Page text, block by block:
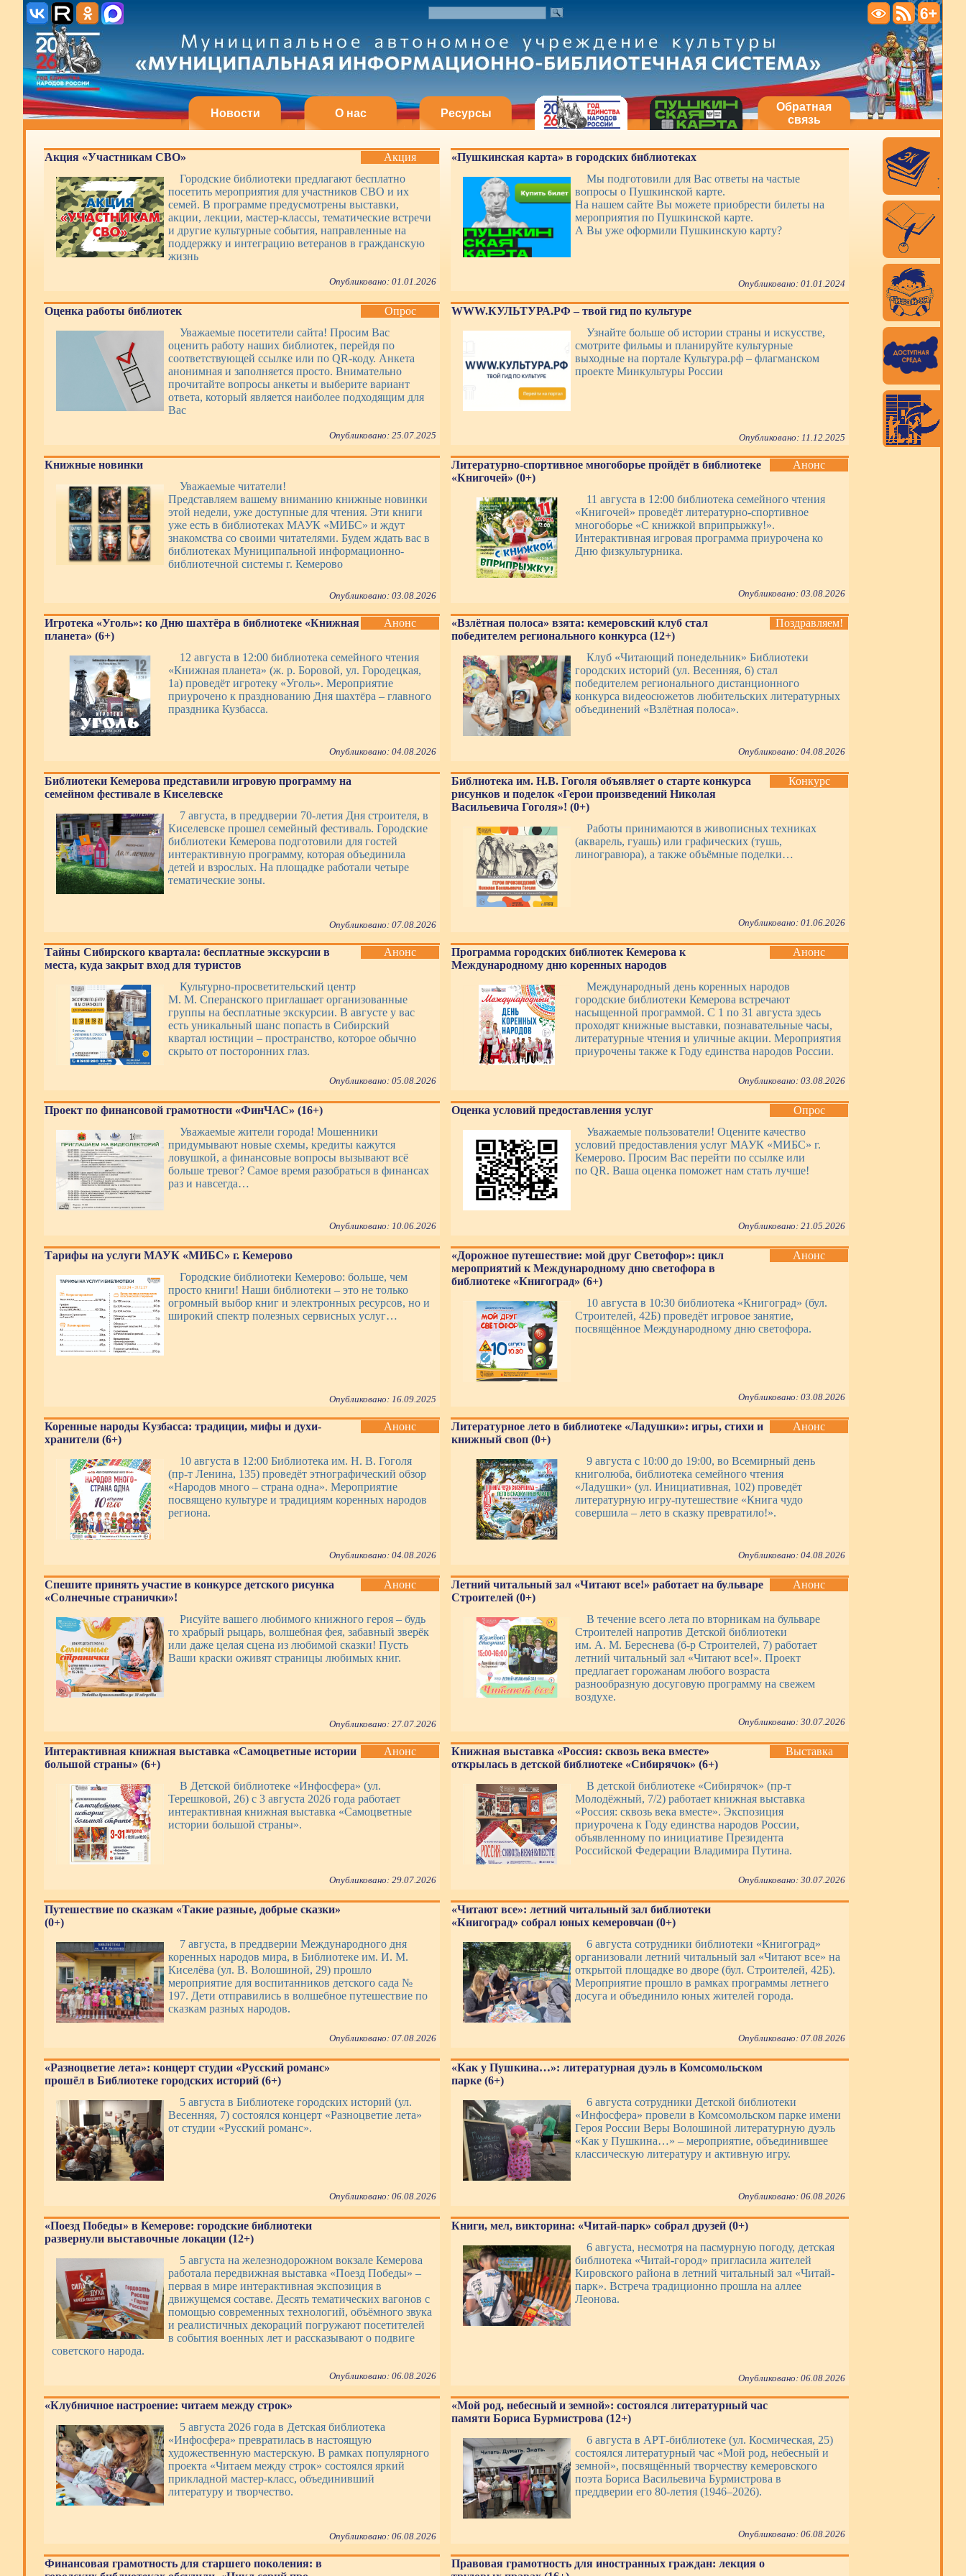
Новости О нас Ресурсы
Обратная
связь
Акция «Участникам СВО»
Акция
Городские библиотеки предлагают бесплатно
посетить мероприятия для участников СВО и их
семей. В программе предусмотрены выставки,
акции, лекции, мастер-классы, тематические встречи
и другие культурные события, направленные на
поддержку и интеграцию ветеранов в гражданскую
жизнь
Опубликовано: 01.01.2026
«Пушкинская карта» в городских библиотеках
Мы подготовили для Вас ответы на частые
вопросы о Пушкинской карте.
На нашем сайте Вы можете приобрести билеты на
мероприятия по Пушкинской карте.
А Вы уже оформили Пушкинскую карту?
Опубликовано: 01.01.2024
Оценка работы библиотек
Опрос
Уважаемые посетители сайта! Просим Вас
оценить работу наших библиотек, перейдя по
соответствующей ссылке или по QR-коду. Анкета
анонимная и заполняется просто. Внимательно
прочитайте вопросы анкеты и выберите вариант
ответа, который является наиболее подходящим для
Вас
Опубликовано: 25.07.2025
WWW.КУЛЬТУРА.РФ – твой гид по культуре
Узнайте больше об истории страны и искусстве,
смотрите фильмы и планируйте культурные
выходные на портале Культура.рф – флагманском
проекте Минкультуры России
Опубликовано: 11.12.2025
Книжные новинки
Уважаемые читатели!
Представляем вашему вниманию книжные новинки
этой недели, уже доступные для чтения. Эти книги
уже есть в библиотеках МАУК «МИБС» и ждут
знакомства со своими читателями. Будем ждать вас в
библиотеках Муниципальной информационно-
библиотечной системы г. Кемерово
Опубликовано: 03.08.2026
Литературно-спортивное многоборье пройдёт в библиотеке
«Книгочей» (0+)
Анонс
11 августа в 12:00 библиотека семейного чтения
«Книгочей» проведёт литературно-спортивное
многоборье «С книжкой вприпрыжку!».
Интерактивная игровая программа приурочена ко
Дню физкультурника.
Опубликовано: 03.08.2026
Игротека «Уголь»: ко Дню шахтёра в библиотеке «Книжная
планета» (6+)
Анонс
12 августа в 12:00 библиотека семейного чтения
«Книжная планета» (ж. р. Боровой, ул. Городецкая,
1а) проведёт игротеку «Уголь». Мероприятие
приурочено к празднованию Дня шахтёра – главного
праздника Кузбасса.
Опубликовано: 04.08.2026
«Взлётная полоса» взята: кемеровский клуб стал
победителем регионального конкурса (12+)
Поздравляем!
Клуб «Читающий понедельник» Библиотеки
городских историй (ул. Весенняя, 6) стал
победителем регионального дистанционного
конкурса видеосюжетов любительских литературных
объединений «Взлётная полоса».
Опубликовано: 04.08.2026
Библиотеки Кемерова представили игровую программу на
семейном фестивале в Киселевске
7 августа, в преддверии 70-летия Дня строителя, в
Киселевске прошел семейный фестиваль. Городские
библиотеки Кемерова подготовили для гостей
интерактивную программу, которая объединила
детей и взрослых. На площадке работали четыре
тематические зоны.
Опубликовано: 07.08.2026
Библиотека им. Н.В. Гоголя объявляет о старте конкурса
рисунков и поделок «Герои произведений Николая
Васильевича Гоголя»! (0+)
Конкурс
Работы принимаются в живописных техниках
(акварель, гуашь) или графических (тушь,
линогравюра), а также объёмные поделки…
Опубликовано: 01.06.2026
Тайны Сибирского квартала: бесплатные экскурсии в
места, куда закрыт вход для туристов
Анонс
Культурно-просветительский центр
М. М. Сперанского приглашает организованные
группы на бесплатные экскурсии. В августе у вас
есть уникальный шанс попасть в Сибирский
квартал юстиции – пространство, которое обычно
скрыто от посторонних глаз.
Опубликовано: 05.08.2026
Программа городских библиотек Кемерова к
Международному дню коренных народов
Анонс
Международный день коренных народов
городские библиотеки Кемерова встречают
насыщенной программой. С 1 по 31 августа здесь
проходят книжные выставки, познавательные часы,
литературные чтения и уличные акции. Мероприятия
приурочены также к Году единства народов России.
Опубликовано: 03.08.2026
Проект по финансовой грамотности «ФинЧАС» (16+)
Уважаемые жители города! Мошенники
придумывают новые схемы, кредиты кажутся
ловушкой, а финансовые вопросы вызывают всё
больше тревог? Самое время разобраться в финансах
раз и навсегда…
Опубликовано: 10.06.2026
Оценка условий предоставления услуг
Опрос
Уважаемые пользователи! Оцените качество
условий предоставления услуг МАУК «МИБС» г.
Кемерово. Просим Вас перейти по ссылке или
по QR. Ваша оценка поможет нам стать лучше!
Опубликовано: 21.05.2026
Тарифы на услуги МАУК «МИБС» г. Кемерово
Городские библиотеки Кемерово: больше, чем
просто книги! Наши библиотеки – это не только
огромный выбор книг и электронных ресурсов, но и
широкий спектр полезных сервисных услуг…
Опубликовано: 16.09.2025
«Дорожное путешествие: мой друг Светофор»: цикл
мероприятий к Международному дню светофора в
библиотеке «Книгоград» (6+)
Анонс
10 августа в 10:30 библиотека «Книгоград» (бул.
Строителей, 42Б) проведёт игровое занятие,
посвящённое Международному дню светофора.
Опубликовано: 03.08.2026
Коренные народы Кузбасса: традиции, мифы и духи-
хранители (6+)
Анонс
10 августа в 12:00 Библиотека им. Н. В. Гоголя
(пр-т Ленина, 135) проведёт этнографический обзор
«Народов много – страна одна». Мероприятие
посвящено культуре и традициям коренных народов
региона.
Опубликовано: 04.08.2026
Литературное лето в библиотеке «Ладушки»: игры, стихи и
книжный своп (0+)
Анонс
9 августа с 10:00 до 19:00, во Всемирный день
книголюба, библиотека семейного чтения
«Ладушки» (ул. Инициативная, 102) проведёт
литературную игру-путешествие «Книга чудо
совершила – лето в сказку превратило!».
Опубликовано: 04.08.2026
Спешите принять участие в конкурсе детского рисунка
«Солнечные странички»!
Анонс
Рисуйте вашего любимого книжного героя – будь
то храбрый рыцарь, волшебная фея, забавный зверёк
или даже целая сцена из любимой сказки! Пусть
Ваши краски оживят страницы любимых книг.
Опубликовано: 27.07.2026
Летний читальный зал «Читают все!» работает на бульваре
Строителей (0+)
Анонс
В течение всего лета по вторникам на бульваре
Строителей напротив Детской библиотеки
им. А. М. Береснева (б-р Строителей, 7) работает
летний читальный зал «Читают все!». Проект
предлагает горожанам любого возраста
разнообразную досуговую программу на свежем
воздухе.
Опубликовано: 30.07.2026
Интерактивная книжная выставка «Самоцветные истории
большой страны» (6+)
Анонс
В Детской библиотеке «Инфосфера» (ул.
Терешковой, 26) с 3 августа 2026 года работает
интерактивная книжная выставка «Самоцветные
истории большой страны».
Опубликовано: 29.07.2026
Книжная выставка «Россия: сквозь века вместе»
открылась в детской библиотеке «Сибирячок» (6+)
Выставка
В детской библиотеке «Сибирячок» (пр-т
Молодёжный, 7/2) работает книжная выставка
«Россия: сквозь века вместе». Экспозиция
приурочена к Году единства народов России,
объявленному по инициативе Президента
Российской Федерации Владимира Путина.
Опубликовано: 30.07.2026
Путешествие по сказкам «Такие разные, добрые сказки»
(0+)
7 августа, в преддверии Международного дня
коренных народов мира, в Библиотеке им. И. М.
Киселёва (ул. В. Волошиной, 29) прошло
мероприятие для воспитанников детского сада №
197. Дети отправились в волшебное путешествие по
сказкам разных народов.
Опубликовано: 07.08.2026
«Читают все»: летний читальный зал библиотеки
«Книгоград» собрал юных кемеровчан (0+)
6 августа сотрудники библиотеки «Книгоград»
организовали летний читальный зал «Читают все» на
открытой площадке во дворе (бул. Строителей, 42Б).
Мероприятие прошло в рамках программы летнего
досуга и объединило юных жителей города.
Опубликовано: 07.08.2026
«Разноцветие лета»: концерт студии «Русский романс»
прошёл в Библиотеке городских историй (6+)
5 августа в Библиотеке городских историй (ул.
Весенняя, 7) состоялся концерт «Разноцветие лета»
от студии «Русский романс».
Опубликовано: 06.08.2026
«Как у Пушкина…»: литературная дуэль в Комсомольском
парке (6+)
6 августа сотрудники Детской библиотеки
«Инфосфера» провели в Комсомольском парке имени
Героя России Веры Волошиной литературную дуэль
«Как у Пушкина…» – мероприятие, объединившее
классическую литературу и активную игру.
Опубликовано: 06.08.2026
«Поезд Победы» в Кемерове: городские библиотеки
развернули выставочные локации (12+)
5 августа на железнодорожном вокзале Кемерова
работала передвижная выставка «Поезд Победы» –
первая в мире интерактивная экспозиция в
движущемся составе. Десять тематических вагонов с
помощью современных технологий, объёмного звука
и реалистичных декораций погружают посетителей
в события военных лет и рассказывают о подвиге
советского народа.
Опубликовано: 06.08.2026
Книги, мел, викторина: «Читай-парк» собрал друзей (0+)
6 августа, несмотря на пасмурную погоду, детская
библиотека «Читай-город» пригласила жителей
Кировского района в летний читальный зал «Читай-
парк». Встреча традиционно прошла на аллее
Леонова.
Опубликовано: 06.08.2026
«Клубничное настроение: читаем между строк»
5 августа 2026 года в Детская библиотека
«Инфосфера» превратилась в настоящую
художественную мастерскую. В рамках популярного
проекта «Читаем между строк» состоялся яркий
прикладной мастер-класс, объединивший
литературу и творчество.
Опубликовано: 06.08.2026
«Мой род, небесный и земной»: состоялся литературный час
памяти Бориса Бурмистрова (12+)
6 августа в АРТ-библиотеке (ул. Космическая, 25)
состоялся литературный час «Мой род, небесный и
земной», посвящённый творчеству кемеровского
поэта Бориса Васильевича Бурмистрова в
преддверии его 80-летия (1946–2026).
Опубликовано: 06.08.2026
Финансовая грамотность для старшего поколения: в
Правовая грамотность для иностранных граждан: лекция о